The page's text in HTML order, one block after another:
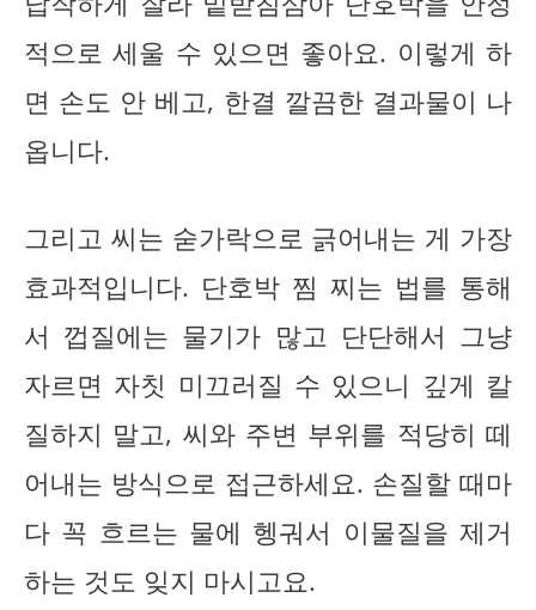
적으로 세울 수 있으면 좋아요. 이렇게 하
면 손도 안 베고, 한결 깔끔한 결과물이 나
옵니다.
그리고 씨는 숟가락으로 긁어내는 게 가장
효과적입니다. 단호박 찜 찌는 법를 통해
서 껍질에는 물기가 많고 단단해서 그냥
자르면 자칫 미끄러질 수 있으니 깊게 칼
질하지 말고, 씨와 주변 부위를 적당히 떼
어내는 방식으로 접근하세요. 손질할 때마
다 꼭 흐르는 물에 헹궈서 이물질을 제거
하는 것도 잊지 마시고요.